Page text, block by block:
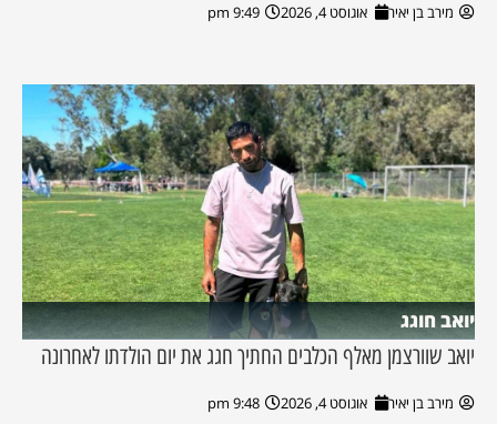
מירב בן יאיר אוגוסט 4, 2026 9:49 pm
יואב חוגג
יואב שוורצמן מאלף הכלבים החתיך חגג את יום הולדתו לאחרונה
מירב בן יאיר אוגוסט 4, 2026 9:48 pm